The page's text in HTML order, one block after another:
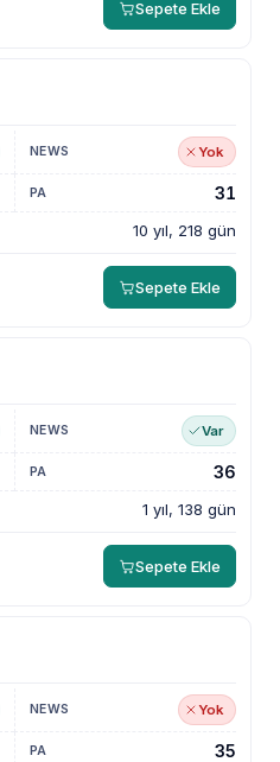
Sepete Ekle
Yok
10 yıl, 218 gün
31
Sepete Ekle
Var
1 yıl, 138 gün
36
Sepete Ekle
Yok
35